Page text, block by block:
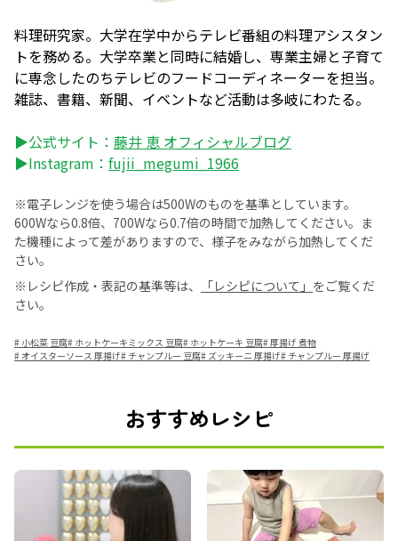
料理研究家。大学在学中からテレビ番組の料理アシスタン
トを務める。大学卒業と同時に結婚し、専業主婦と子育て
に専念したのちテレビのフードコーディネーターを担当。
雑誌、書籍、新聞、イベントなど活動は多岐にわたる。
▶公式サイト： 藤井 恵 オフィシャルブログ
▶Instagram： fujii_megumi_1966
※電子レンジを使う場合は500Wのものを基準としています。
600Wなら0.8倍、700Wなら0.7倍の時間で加熱してください。ま
た機種によって差がありますので、様子をみながら加熱してくだ
さい。
※レシピ作成・表記の基準等は、
「レシピについて」 をご覧くだ
さい。
# 小松菜 豆腐# ホットケーキミックス 豆腐# ホットケーキ 豆腐#厚揚げ 煮物
#オイスターソース 厚揚げ# チャンプルー 豆腐# ズッキーニ 厚揚げ# チャンプルー 厚揚げ
おすすめレシピ